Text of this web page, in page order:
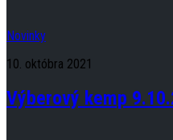
Novinky
10. októbra 2021
Výberový kemp